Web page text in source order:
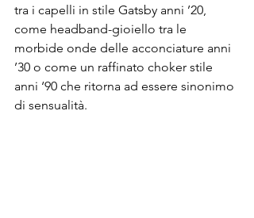
tra i capelli in stile Gatsby anni ’20,
come headband-gioiello tra le
morbide onde delle acconciature anni
’30 o come un raffinato choker stile
anni ‘90 che ritorna ad essere sinonimo
di sensualità.